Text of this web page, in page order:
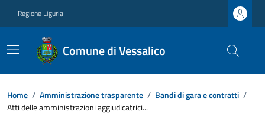
Regione Liguria
Comune di Vessalico
Home / Amministrazione trasparente / Bandi di gara e contratti /
Atti delle amministrazioni aggiudicatrici...